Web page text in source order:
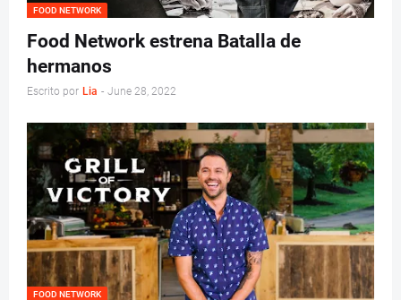
FOOD NETWORK
Food Network estrena Batalla de
hermanos
Escrito por Lia - June 28, 2022
FOOD NETWORK